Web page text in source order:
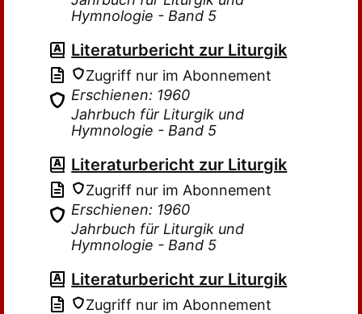
Hymnologie - Band 5
Literaturbericht zur Liturgik
Zugriff nur im Abonnement
Erschienen: 1960
Jahrbuch für Liturgik und
Hymnologie - Band 5
Literaturbericht zur Liturgik
Zugriff nur im Abonnement
Erschienen: 1960
Jahrbuch für Liturgik und
Hymnologie - Band 5
Literaturbericht zur Liturgik
Zugriff nur im Abonnement